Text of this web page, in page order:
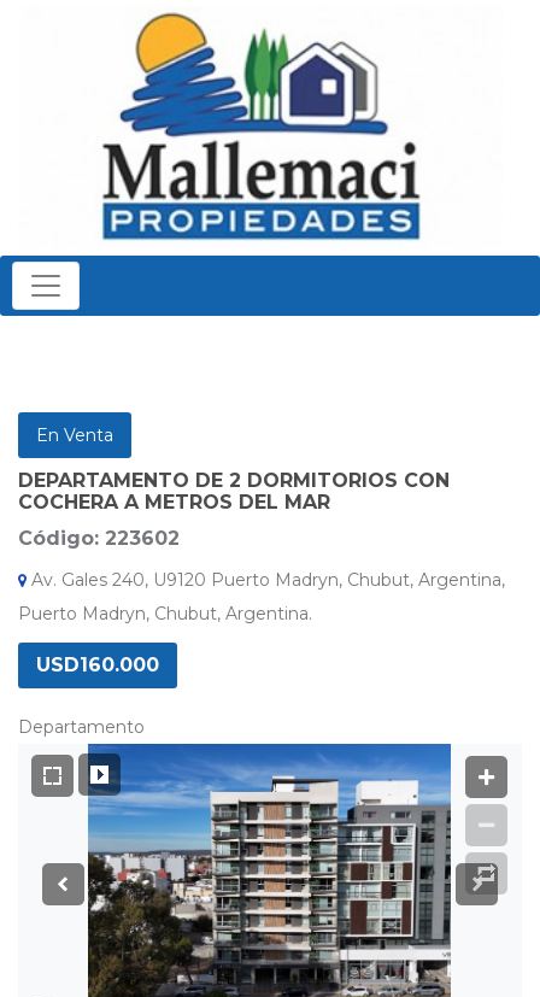
En Venta
DEPARTAMENTO DE 2 DORMITORIOS CON
COCHERA A METROS DEL MAR
Código: 223602
Av. Gales 240, U9120 Puerto Madryn, Chubut, Argentina,
Puerto Madryn, Chubut, Argentina.
USD160.000
Departamento